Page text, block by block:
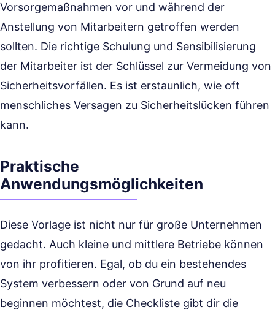
Vorsorgemaßnahmen vor und während der
Anstellung von Mitarbeitern getroffen werden
sollten. Die richtige Schulung und Sensibilisierung
der Mitarbeiter ist der Schlüssel zur Vermeidung von
Sicherheitsvorfällen. Es ist erstaunlich, wie oft
menschliches Versagen zu Sicherheitslücken führen
kann.
Praktische
Anwendungsmöglichkeiten
Diese Vorlage ist nicht nur für große Unternehmen
gedacht. Auch kleine und mittlere Betriebe können
von ihr profitieren. Egal, ob du ein bestehendes
System verbessern oder von Grund auf neu
beginnen möchtest, die Checkliste gibt dir die